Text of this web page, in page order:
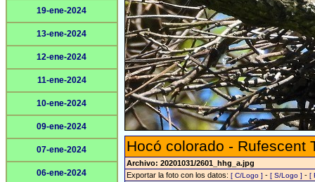
19-ene-2024
13-ene-2024
12-ene-2024
11-ene-2024
10-ene-2024
09-ene-2024
07-ene-2024
06-ene-2024
Hocó colorado - Rufescent
Archivo: 20201031/2601_hhg_a.jpg
Exportar la foto con los datos: [ C/Logo ] - [ S/Logo ] - [